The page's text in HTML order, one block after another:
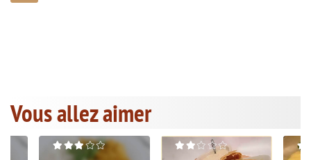
Vous allez aimer